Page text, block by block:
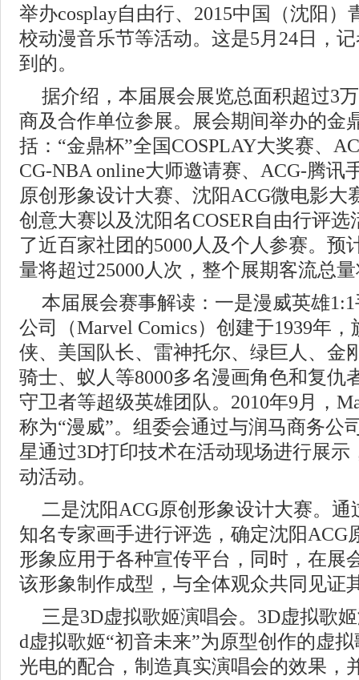
举办cosplay自由行、2015中国（沈阳
校动漫音乐节等活动。这是5月24日，
到的。
据介绍，本届展会展览总面积超过3
商及合作单位参展。展会期间举办的金
括：“金鼎杯”全国COSPLAY大奖赛、
CG-NBA online大师邀请赛、ACG-腾讯
原创形象设计大赛、沈阳ACG微电影大
创意大赛以及沈阳名COSER自由行评
了近百家社团的5000人及个人参赛。预
量将超过25000人次，整个展期客流总
本届展会赛事解读：一是漫威英雄
公司（Marvel Comics）创建于1939年
侠、美国队长、雷神托尔、绿巨人、金
骑士、蚁人等8000多名漫画角色和复仇
守卫者等超级英雄团队。2010年9月，
称为“漫威”。组委会通过与润马商务公
星通过3D打印技术在活动现场进行展示
动活动。
二是沈阳ACG原创形象设计大赛。
知名专家画手进行评选，确定沈阳ACG
形象应用于各种宣传平台，同时，在展
该形象制作成型，与全体观众共同见证
三是3D虚拟歌姬演唱会。3D虚拟歌
d虚拟歌姬“初音未来”为原型创作的虚
光电的配合，制造真实演唱会的效果，